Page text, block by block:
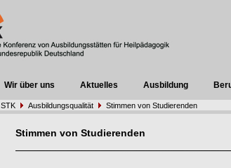
Wir über uns Aktuelles Ausbildung
STK Ausbildungsqualität Stimmen von Studierenden
Stimmen von Studierenden